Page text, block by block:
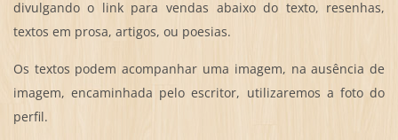
divulgando o link para vendas abaixo do texto, resenhas,
textos em prosa, artigos, ou poesias.
Os textos podem acompanhar uma imagem, na ausência de
imagem, encaminhada pelo escritor, utilizaremos a foto do
perfil.